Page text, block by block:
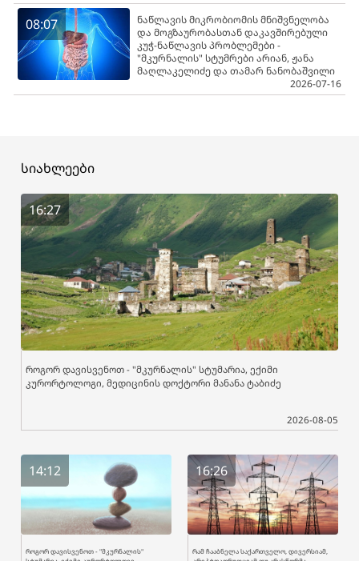
08:07
ნაწლავის მიკრობიომის მნიშვნელობა
და მოგზაურობასთან დაკავშირებული
კუჭ-ნაწლავის პრობლემები -
"მკურნალის" სტუმრები არიან, ჟანა
მაღლაკელიძე და თამარ ნანობაშვილი
2026-07-16
სიახლეები
16:27
როგორ დავისვენოთ - "მკურნალის" სტუმარია, ექიმი
კურორტოლოგი, მედიცინის დოქტორი მანანა ტაბიძე
2026-08-05
14:12
როგორ დავისვენოთ - "მკურნალის"
16:26
რამ ჩააბნელა საქართველო, დივერსიამ,